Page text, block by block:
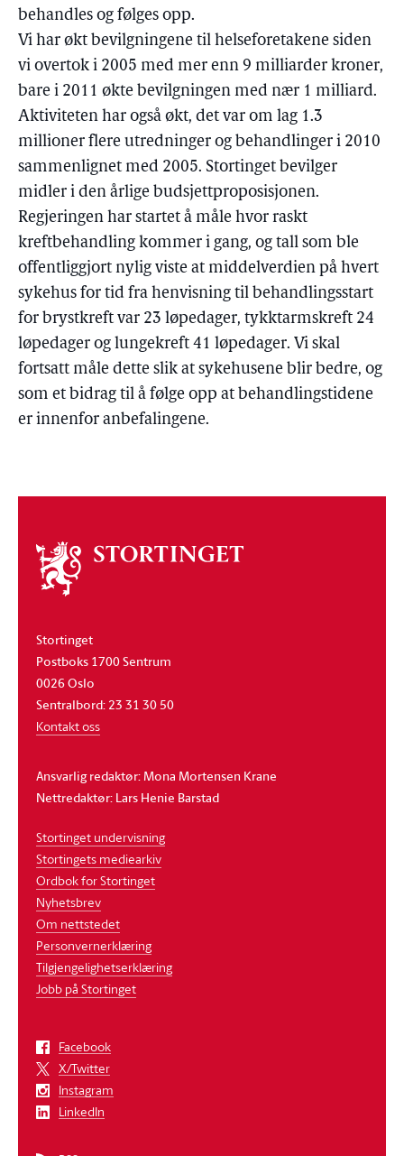
behandles og følges opp.
Vi har økt bevilgningene til helseforetakene siden
vi overtok i 2005 med mer enn 9 milliarder kroner,
bare i 2011 økte bevilgningen med nær 1 milliard.
Aktiviteten har også økt, det var om lag 1.3
millioner flere utredninger og behandlinger i 2010
sammenlignet med 2005. Stortinget bevilger
midler i den årlige budsjettproposisjonen.
Regjeringen har startet å måle hvor raskt
kreftbehandling kommer i gang, og tall som ble
offentliggjort nylig viste at middelverdien på hvert
sykehus for tid fra henvisning til behandlingsstart
for brystkreft var 23 løpedager, tykktarmskreft 24
løpedager og lungekreft 41 løpedager. Vi skal
fortsatt måle dette slik at sykehusene blir bedre, og
som et bidrag til å følge opp at behandlingstidene
er innenfor anbefalingene.
Om
stortinget
Stortinget
Postboks 1700 Sentrum
0026 Oslo
Sentralbord: 23 31 30 50
Kontakt oss
Ansvarlig redaktør: Mona Mortensen Krane
Nettredaktør: Lars Henie Barstad
Stortinget undervisning
Stortingets mediearkiv
Ordbok for Stortinget
Nyhetsbrev
Om nettstedet
Personvernerklæring
Tilgjengelighetserklæring
Jobb på Stortinget
Facebook
X/Twitter
Instagram
LinkedIn